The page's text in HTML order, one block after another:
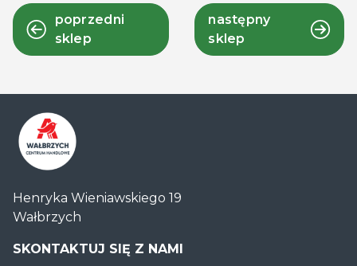
poprzedni
sklep
następny
sklep
Handlowe
Auchan
Wałbrzych
Henryka Wieniawskiego 19
Wałbrzych
SKONTAKTUJ SIĘ Z NAMI